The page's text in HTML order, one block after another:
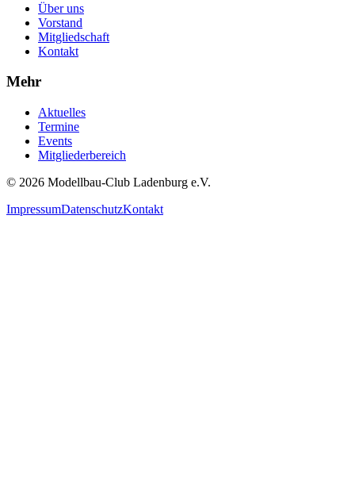
Über uns
Vorstand
Mitgliedschaft
Kontakt
Mehr
Aktuelles
Termine
Events
Mitgliederbereich
© 2026 Modellbau-Club Ladenburg e.V.
ImpressumDatenschutzKontakt